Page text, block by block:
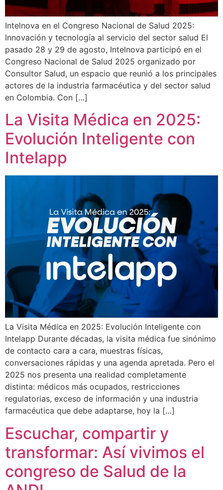
Intelnova en el Congreso Nacional de Salud 2025:
Innovación y tecnología al servicio del sector salud El
pasado 28 y 29 de agosto, Intelnova participó en el
Congreso Nacional de Salud 2025 organizado por
Consultor Salud, un espacio que reunió a los principales
actores de la industria farmacéutica y del sector salud
en Colombia. Con […]
La Visita Médica en 2025:
Evolución Inteligente con
Intelapp
La Visita Médica en 2025: Evolución Inteligente con
Intelapp Durante décadas, la visita médica fue sinónimo
de contacto cara a cara, muestras físicas,
conversaciones rápidas y una agenda apretada. Pero el
2025 nos presenta una realidad completamente
distinta: médicos más ocupados, restricciones
regulatorias, exceso de información y una industria
farmacéutica que debe adaptarse, hoy la […]
Escuchar, compartir y
transformar: Así vivimos el
congreso de Salud de la